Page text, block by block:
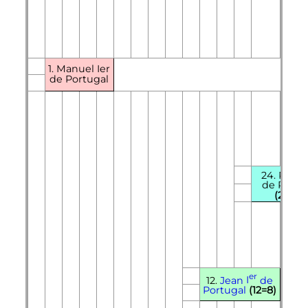
1. Manuel Ier
de Portugal
24.
de
12.Jean Ier de
Portugal (12=8)